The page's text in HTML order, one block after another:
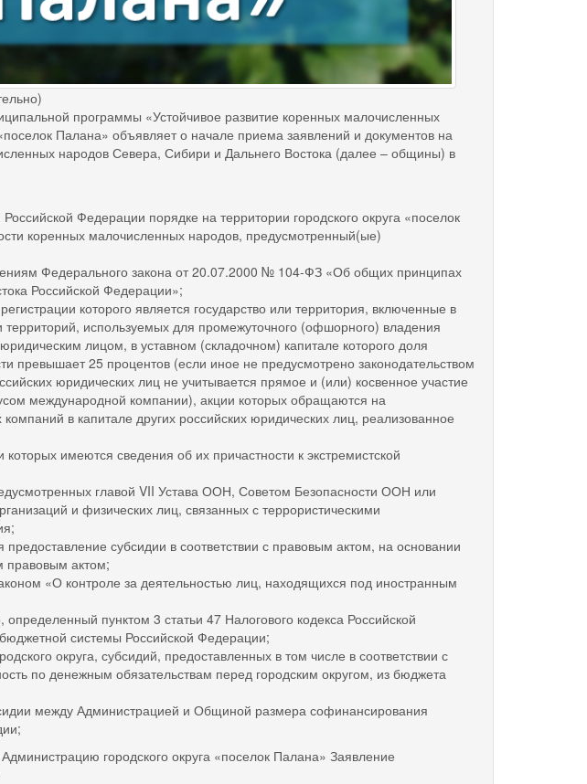
программы «Устойчивое развитие коренных малочисленных
Палана» объявляет о начале приема заявлений и документов на
народов Севера, Сибири и Дальнего Востока (далее – общины) в
Федерации порядке на территории городского округа «поселок
коренных малочисленных народов, предусмотренный(ые)
Федерального закона от 20.07.2000 № 104-ФЗ «Об общих принципах
Российской Федерации»;
которого является государство или территория, включенные в
используемых для промежуточного (офшорного) владения
лицом, в уставном (складочном) капитале которого доля
превышает 25 процентов (если иное не предусмотрено законодательством
юридических лиц не учитывается прямое и (или) косвенное участие
международной компании), акции которых обращаются на
в капитале других российских юридических лиц, реализованное
имеются сведения об их причастности к экстремистской
главой VII Устава ООН, Советом Безопасности ООН или
и физических лиц, связанных с террористическими
субсидии в соответствии с правовым актом, на основании
правовым актом;
«О контроле за деятельностью лиц, находящихся под иностранным
пунктом 3 статьи 47 Налогового кодекса Российской
системы Российской Федерации;
округа, субсидий, предоставленных в том числе в соответствии с
по денежным обязательствам перед городским округом, из бюджета
между Администрацией и Общиной размера софинансирования
городского округа «поселок Палана» Заявление